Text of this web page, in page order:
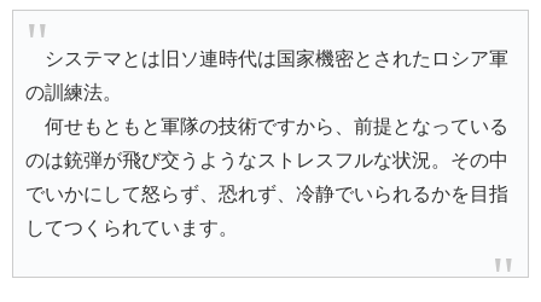
システマとは旧ソ連時代は国家機密とされたロシア軍
の訓練法。
何せもともと軍隊の技術ですから、前提となっている
のは銃弾が飛び交うようなストレスフルな状況。その中
でいかにして怒らず、恐れず、冷静でいられるかを目指
してつくられています。